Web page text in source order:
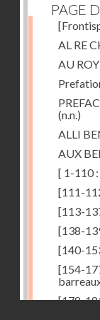
PAGE
AL RE
AU
(n.n.)
ALLI
AUX
[ 1-110
[111-
[113-
[138-
[140-
[154-
[178-